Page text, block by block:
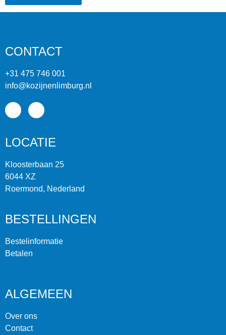
CONTACT
+31 475 746 001
info@kozijnenlimburg.nl
LOCATIE
Kloosterbaan 25
6044 XZ
Roermond, Nederland
BESTELLINGEN
Bestelinformatie
Betalen
ALGEMEEN
Over ons
Contact